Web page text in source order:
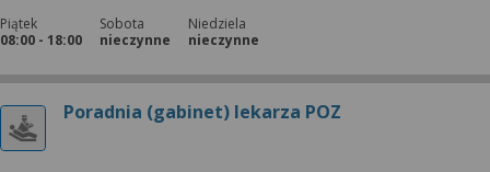
Piątek
08:00 - 18:00
Sobota
nieczynne
Niedziela
nieczynne
Poradnia (gabinet) lekarza POZ